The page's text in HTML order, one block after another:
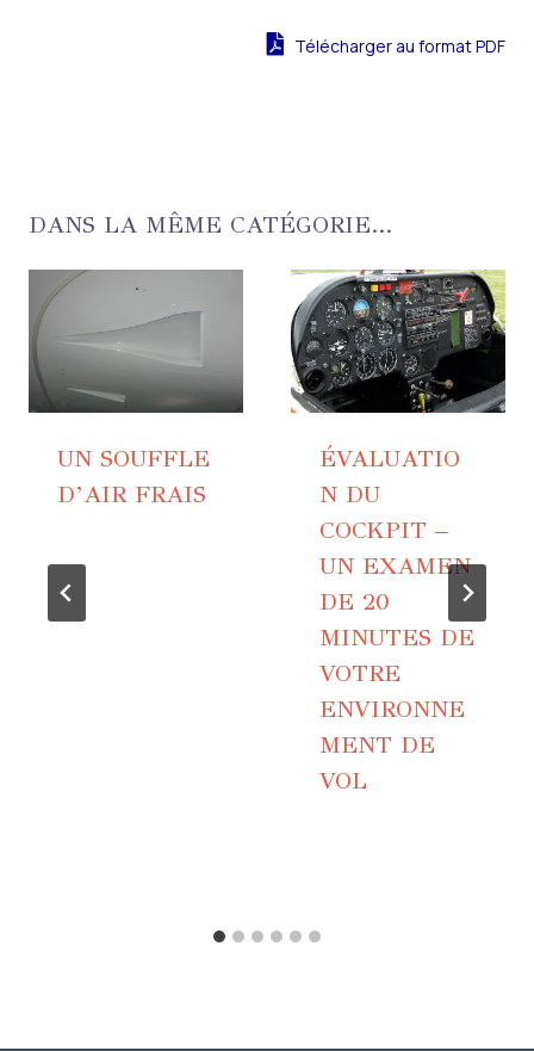
Télécharger au format PDF
DANS LA MÊME CATÉGORIE...
UN SOUFFLE
D’AIR FRAIS
ÉVALUATIO
N DU
COCKPIT –
UN EXAMEN
DE 20
MINUTES DE
VOTRE
ENVIRONNE
MENT DE
VOL